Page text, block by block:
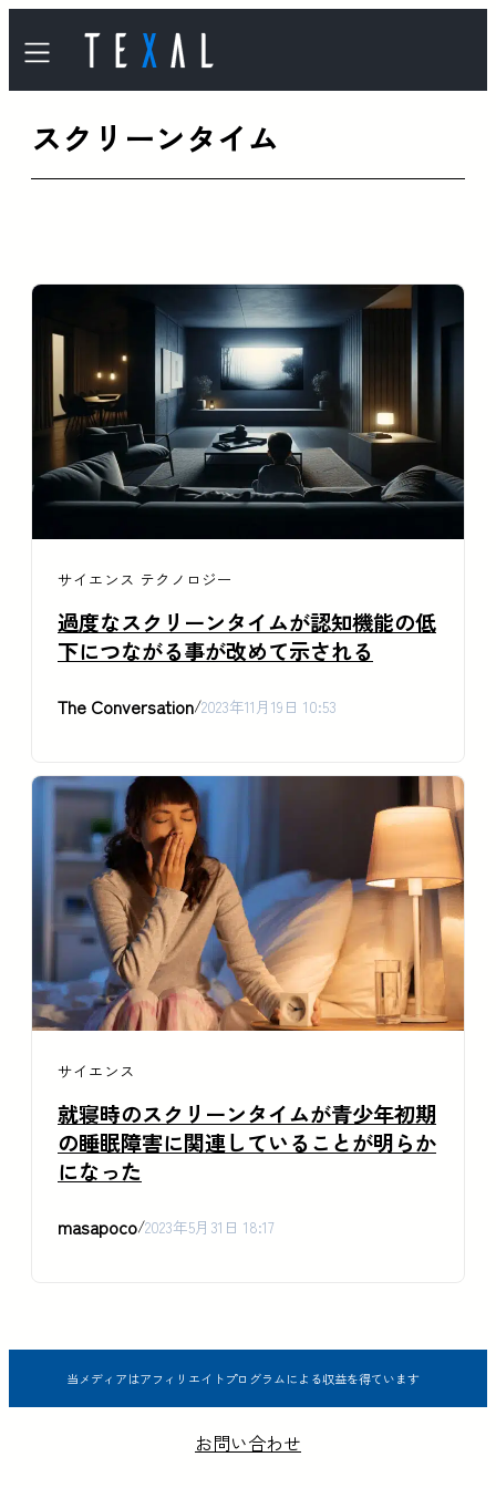
容
を
スクリーンタイム
サイエンス テクノロジー
過度なスクリーンタイムが認知機能の低
下につながる事が改めて示される
The Conversation/2023年11月19日 10:53
サイエンス
就寝時のスクリーンタイムが青少年初期
の睡眠障害に関連していることが明らか
になった
masapoco/2023年5月31日 18:17
当メディアはアフィリエイトプログラムによる収益を得ています
お問い合わせ